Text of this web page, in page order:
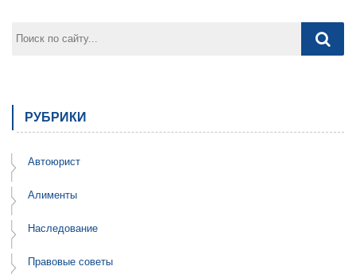
РУБРИКИ
Автоюрист
Алименты
Наследование
Правовые советы